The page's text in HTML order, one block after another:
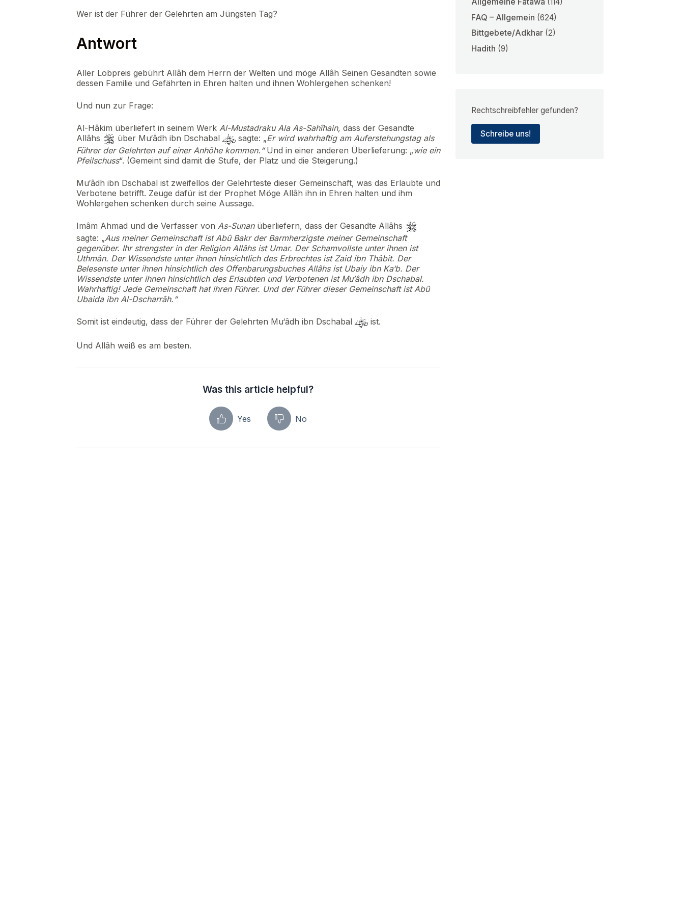
Wer ist der Führer der Gelehrten am Jüngsten Tag?
Antwort
Aller Lobpreis gebührt Allâh dem Herrn der Welten und möge Allâh Seinen Gesandten sowie
dessen Familie und Gefährten in Ehren halten und ihnen Wohlergehen schenken!
Und nun zur Frage:
Al-Hâkim überliefert in seinem WerkAl-Mustadraku Ala As-Sahîhain, dass der Gesandte
Allâhs
über Mu‘âdh ibn Dschabal sagte: „Er wird wahrhaftig am Auferstehungstag als
Führer der Gelehrten auf einer Anhöhe kommen.“Und in einer anderen Überlieferung: „wie ein
Pfeilschuss“. (Gemeint sind damit die Stufe, der Platz und die Steigerung.)
Mu‘âdh ibn Dschabal ist zweifellos der Gelehrteste dieser Gemeinschaft, was das Erlaubte und
Verbotene betrifft. Zeuge dafür ist der Prophet Möge Allâh ihn in Ehren halten und ihm
Wohlergehen schenken durch seine Aussage.
Imâm Ahmad und die Verfasser von As-Sunanüberliefern, dass der Gesandte Allâhs
sagte: „Aus meiner Gemeinschaft ist Abû Bakr der Barmherzigste meiner Gemeinschaft
gegenüber. Ihr strengster in der Religion Allâhs ist Umar. Der Schamvollste unter ihnen ist
Uthmân. Der Wissendste unter ihnen hinsichtlich des Erbrechtes ist Zaid ibn Thâbit. Der
Belesenste unter ihnen hinsichtlich des Offenbarungsbuches Allâhs ist Ubaiy ibn Ka‘b. Der
Wissendste unter ihnen hinsichtlich des Erlaubten und Verbotenen ist Mu‘âdh ibn Dschabal.
Wahrhaftig! Jede Gemeinschaft hat ihren Führer. Und der Führer dieser Gemeinschaft ist Abû
Ubaida ibn Al-Dscharrâh.“
Somit ist eindeutig, dass der Führer der Gelehrten Mu‘âdh ibn Dschabal ist.
Und Allâh weiß es am besten.
Was this article helpful?
Yes No
FAQ – Allgemein (624)
Bittgebete/Adkhar(2)
Hadith (9)
Rechtschreibfehler gefunden?
Schreibe uns!